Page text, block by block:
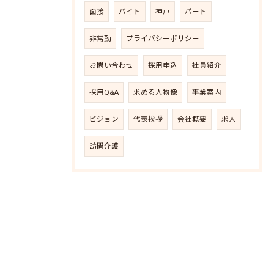
面接 バイト 神戸 パート
非常勤 プライバシーポリシー
お問い合わせ 採用申込 社員紹介
採用Q&A 求める人物像 事業案内
ビジョン 代表挨拶 会社概要 求人
訪問介護